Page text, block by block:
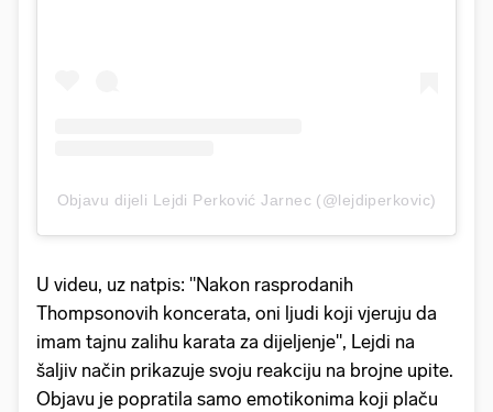
Objavu dijeli Lejdi Perković Jarnec (@lejdiperkovic)
U videu, uz natpis: "Nakon rasprodanih
Thompsonovih koncerata, oni ljudi koji vjeruju da
imam tajnu zalihu karata za dijeljenje", Lejdi na
šaljiv način prikazuje svoju reakciju na brojne upite.
Objavu je popratila samo emotikonima koji plaču